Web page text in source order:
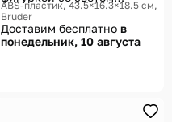
и звуком «Mercedes-Benz
Sprinter»
ABS-пластик, 43.5×16.3×18.5 см
Bruder
Доставим бесплатно в
понедельник, 10 августа